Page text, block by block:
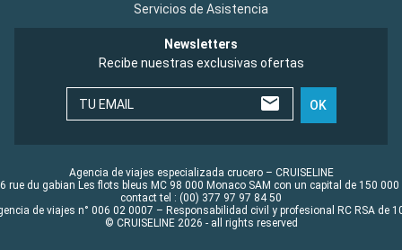
Servicios de Asistencia
Newsletters
Recibe nuestras exclusivas ofertas
TU EMAIL OK
Agencia de viajes especializada crucero – CRUISELINE
rue du gabian Les flots bleus MC 98 000 Monaco SAM con un capital de 150 000
contact tel : (00) 377 97 97 84 50
de viajes n° 006 02 0007 – Responsabilidad civil y profesional RC RSA de
© CRUISELINE 2026 - all rights reserved